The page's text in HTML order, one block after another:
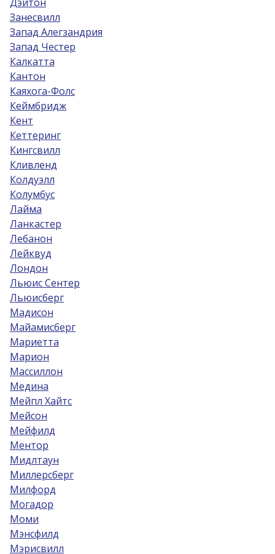
Занесвилл
Запад Алегзандрия
Запад Честер
Калкатта
Кантон
Каяхога-Фолс
Кеймбридж
Кент
Кеттеринг
Кингсвилл
Кливленд
Колдуэлл
Колумбус
Лайма
Ланкастер
Лебанон
Лейквуд
Лондон
Льюис Сентер
Льюисберг
Мадисон
Майамисберг
Мариетта
Марион
Массиллон
Медина
Мейпл Хайтс
Мейсон
Мейфилд
Ментор
Мидлтаун
Миллерсберг
Милфорд
Могадор
Моми
Мэнсфилд
Мэрисвилл